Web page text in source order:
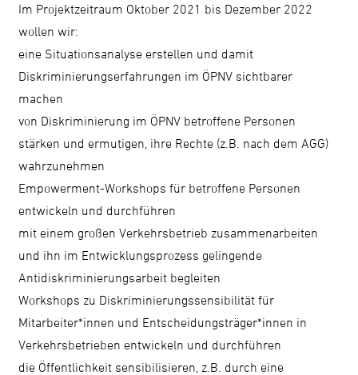
Im Projektzeitraum Oktober 2021 bis Dezember 2022
wollen wir:
eine Situationsanalyse erstellen und damit
Diskriminierungserfahrungen im ÖPNV sichtbarer
machen
von Diskriminierung im ÖPNV betroffene Personen
stärken und ermutigen, ihre Rechte (z.B. nach dem AGG)
wahrzunehmen
Empowerment-Workshops für betroffene Personen
entwickeln und durchführen
mit einem großen Verkehrsbetrieb zusammenarbeiten
und ihn im Entwicklungsprozess gelingende
Antidiskriminierungsarbeit begleiten
Workshops zu Diskriminierungssensibilität für
Mitarbeiter*innen und Entscheidungsträger*innen in
Verkehrsbetrieben entwickeln und durchführen
die Öffentlichkeit sensibilisieren, z.B. durch eine